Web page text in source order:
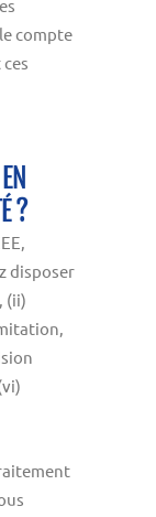
compte
?
disposer
(ii)